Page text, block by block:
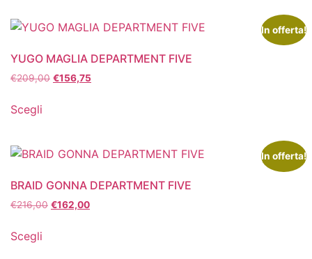
In offerta!
YUGO MAGLIA DEPARTMENT FIVE
€209,00 €156,75
Scegli
In offerta!
BRAID GONNA DEPARTMENT FIVE
€216,00 €162,00
Scegli